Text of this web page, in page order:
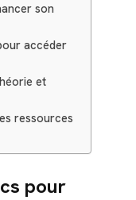
son
accéder
et
ressources
pour